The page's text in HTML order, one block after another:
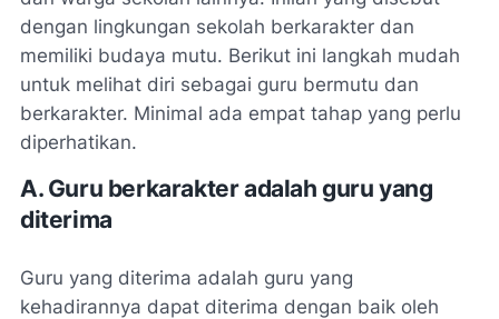
dengan lingkungan sekolah berkarakter dan
memiliki budaya mutu. Berikut ini langkah mudah
untuk melihat diri sebagai guru bermutu dan
berkarakter. Minimal ada empat tahap yang perlu
diperhatikan.
A. Guru berkarakter adalah guru yang
diterima
Guru yang diterima adalah guru yang
kehadirannya dapat diterima dengan baik oleh